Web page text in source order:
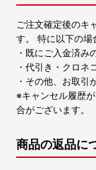
ご注文確定後のキ
す。 特に以下の場
・既にご入金済み
・代引き・クロネ
・その他、お取引
※キャンセル履歴
合がございます。
商品の返品に